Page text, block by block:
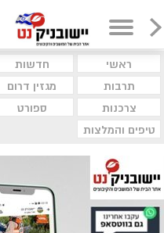
ראשי חדשות
תרבות
מגזין דרום
צרכנות
ספורט
טיפים והמלצות